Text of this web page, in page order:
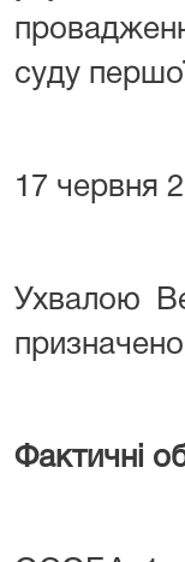
суду першої
17 червня
Ухвалою
Фактичні